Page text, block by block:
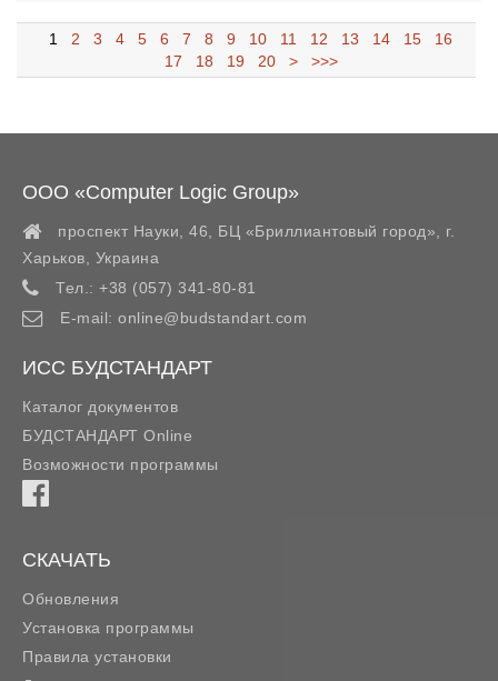
1 2 3 4 5 6 7 8 9 10 11 12 13 14 15
16
17
18 19 20 > >>>
ООО «Computer Logic Group»
проспект Науки, 46, БЦ «Бриллиантовый город»,
г.
Харьков
Украина
Тел.: +38 (057) 341-80-81
E-mail: online@budstandart.com
ИСС БУДСТАНДАРТ
Каталог документов
БУДСТАНДАРТ Online
Возможности программы
СКАЧАТЬ
Обновления
Установка программы
Правила установки